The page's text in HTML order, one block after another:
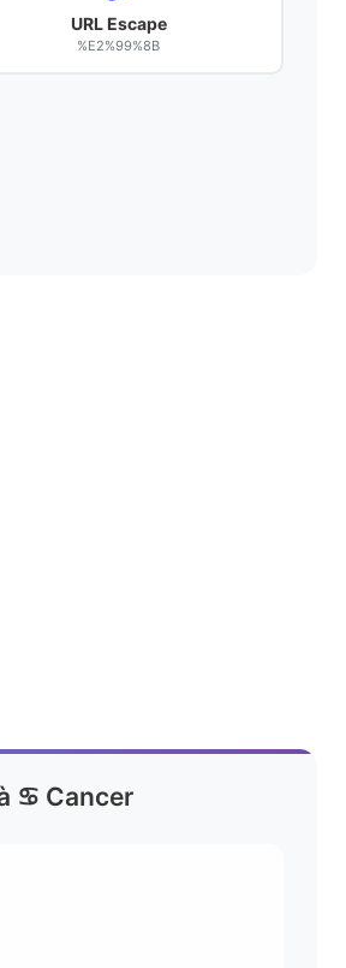
URL Escape
%E2%99%8B
♋ Cancer